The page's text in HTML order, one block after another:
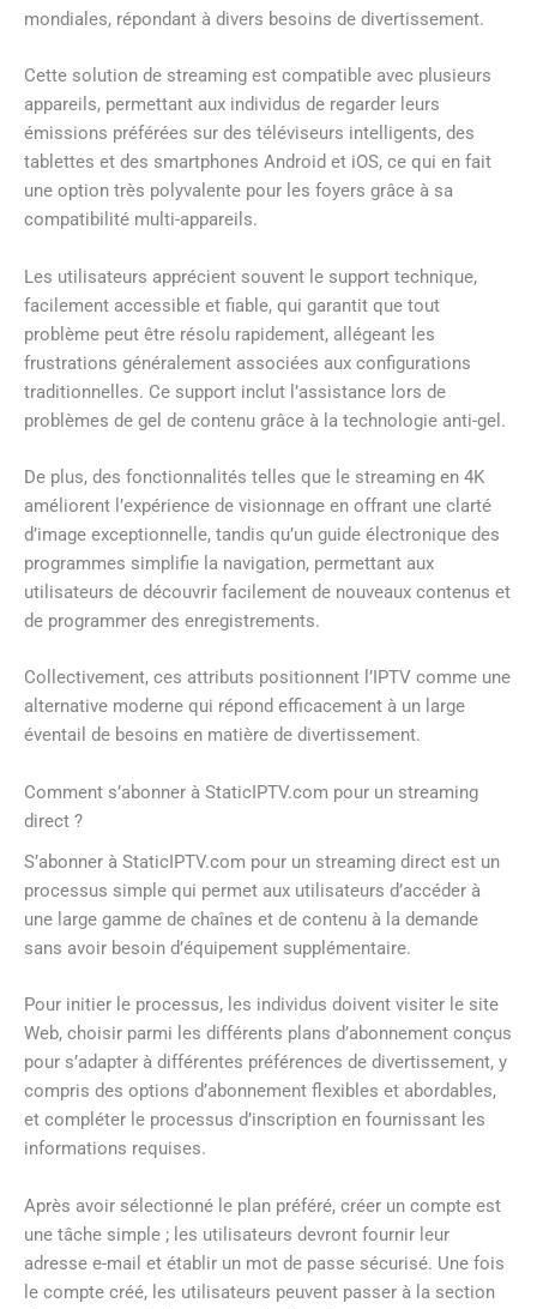
mondiales, répondant à divers besoins de divertissement.
Cette solution de streaming est compatible avec plusieurs
appareils, permettant aux individus de regarder leurs
émissions préférées sur des téléviseurs intelligents, des
tablettes et des smartphones Android et iOS, ce qui en fait
une option très polyvalente pour les foyers grâce à sa
compatibilité multi-appareils.
Les utilisateurs apprécient souvent le support technique,
facilement accessible et fiable, qui garantit que tout
problème peut être résolu rapidement, allégeant les
frustrations généralement associées aux configurations
traditionnelles. Ce support inclut l’assistance lors de
problèmes de gel de contenu grâce à la technologie anti-gel.
De plus, des fonctionnalités telles que le streaming en 4K
améliorent l’expérience de visionnage en offrant une clarté
d’image exceptionnelle, tandis qu’un guide électronique des
programmes simplifie la navigation, permettant aux
utilisateurs de découvrir facilement de nouveaux contenus et
de programmer des enregistrements.
Collectivement, ces attributs positionnent l’IPTV comme une
alternative moderne qui répond efficacement à un large
éventail de besoins en matière de divertissement.
Comment s’abonner à StaticIPTV.com pour un streaming
direct ?
S’abonner à StaticIPTV.com pour un streaming direct est un
processus simple qui permet aux utilisateurs d’accéder à
une large gamme de chaînes et de contenu à la demande
sans avoir besoin d’équipement supplémentaire.
Pour initier le processus, les individus doivent visiter le site
Web, choisir parmi les différents plans d’abonnement conçus
pour s’adapter à différentes préférences de divertissement, y
compris des options d’abonnement flexibles et abordables,
et compléter le processus d’inscription en fournissant les
informations requises.
Après avoir sélectionné le plan préféré, créer un compte est
une tâche simple ; les utilisateurs devront fournir leur
adresse e-mail et établir un mot de passe sécurisé. Une fois
le compte créé, les utilisateurs peuvent passer à la section